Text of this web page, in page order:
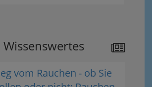
vom Rauchen - ob Sie